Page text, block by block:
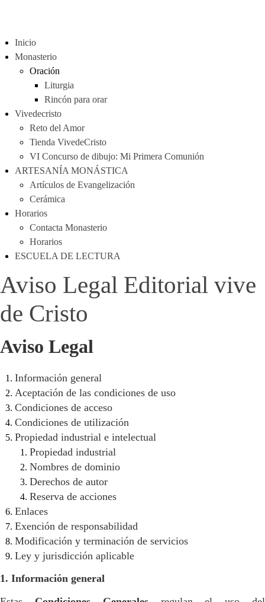
Inicio
Monasterio
Oración
Liturgia
Rincón para orar
Vivedecristo
Reto del Amor
Tienda VivedeCristo
VI Concurso de dibujo: Mi Primera Comunión
ARTESANÍA MONÁSTICA
Artículos de Evangelización
Cerámica
Horarios
Contacta Monasterio
Horarios
ESCUELA DE LECTURA
Aviso Legal Editorial vive
de Cristo
Aviso Legal
Información general
Aceptación de las condiciones de uso
Condiciones de acceso
Condiciones de utilización
Propiedad industrial e intelectual
Propiedad industrial
Nombres de dominio
Derechos de autor
Reserva de acciones
Enlaces
Exención de responsabilidad
Modificación y terminación de servicios
Ley y jurisdicción aplicable
1. Información general